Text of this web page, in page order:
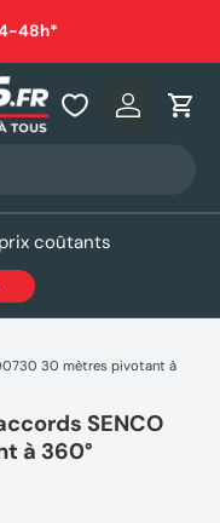
48h*
Se
coûtants
30 mètres pivotant à
SENCO
à 360°